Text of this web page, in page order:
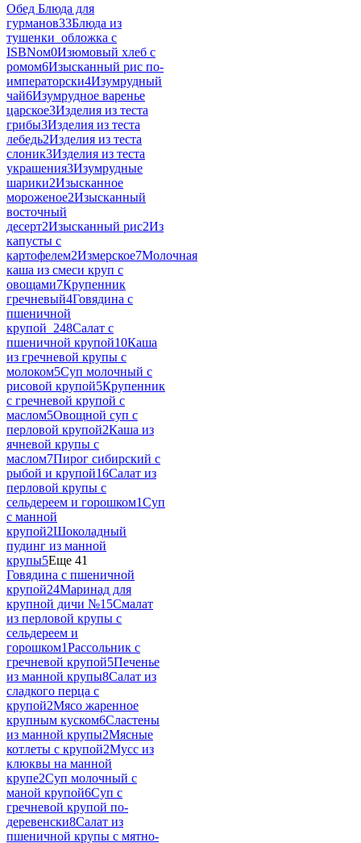
Обед Блюда для
гурманов33Блюда из
тушенки_обложка с
ISBNом0Изюмовый хлеб с
ромом6Изысканный рис по-
императорски4Изумрудный
чай6Изумрудное варенье
царское3Изделия из теста
грибы3Изделия из теста
лебедь2Изделия из теста
слоник3Изделия из теста
украшения3Изумрудные
шарики2Изысканное
мороженое2Изысканный
восточный
десерт2Изысканный рис2Из
капусты с
картофелем2Измерское7Молочная
каша из смеси круп с
овощами7Крупенник
гречневый4Говядина с
пшеничной
крупой_248Салат с
пшеничной крупой10Каша
из гречневой крупы с
молоком5Суп молочный с
рисовой крупой5Крупенник
с гречневой крупой с
маслом5Овощной суп с
перловой крупой2Каша из
ячневой крупы с
маслом7Пирог сибирский с
рыбой и крупой16Салат из
перловой крупы с
сельдереем и горошком1Суп
с манной
крупой2Шоколадный
пудинг из манной
крупы5Еще 41
Говядина с пшеничной
крупой24Маринад для
крупной дичи №1 5Смалат
из перловой крупы с
сельдереем и
горошком1Рассольник с
гречневой крупой5Печенье
из манной крупы8Салат из
сладкого перца с
крупой2Мясо жаренное
крупным куском6Сластены
из манной крупы2Мясные
котлеты с крупой2Мусс из
клюквы на манной
крупе2Суп молочный с
маной крупой6Суп с
гречневой крупой по-
деревенски8Салат из
пшеничной крупы с мятно-